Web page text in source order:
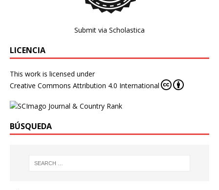
Submit via Scholastica
LICENCIA
This work is licensed under
Creative Commons Attribution 4.0 International
BÚSQUEDA